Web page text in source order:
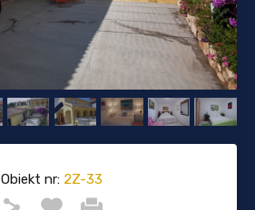
Obiekt nr: 2Z-33